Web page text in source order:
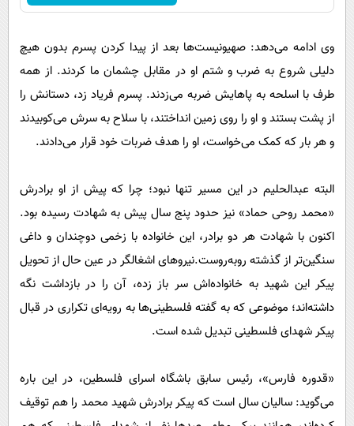
وی ادامه می‌دهد: صهیونیست‌ها بعد از پیدا کردن پسرم بدون هیچ
دلیلی شروع به ضرب و شتم او در مقابل چشمان ما کردند. از همه
طرف با اسلحه به پاهایش ضربه می‌زدند. پسرم فریاد زد، دستانش را
از پشت بستند و او را روی زمین انداختند، با سلاح به سرش می‌کوبیدند
و هر بار که کمک می‌خواست، او را هدف ضربات خود قرار می‌دادند.
البته عبدالحلیم در این مسیر تنها نبود؛ چرا که پیش از او برادرش
«محمد روحی حماد» نیز حدود پنج سال پیش به شهادت رسیده بود.
اکنون با شهادت هر دو برادر، این خانواده با زخمی دوچندان و داغی
سنگین‌تر از گذشته روبه‌روست.نیروهای اشغالگر در عین حال از تحویل
پیکر این شهید به خانواده‌اش سر باز زده، آن را در بازداشت نگه
داشته‌اند؛ موضوعی که به گفته فلسطینی‌ها به رویه‌ای تکراری در قبال
پیکر شهدای فلسطینی تبدیل شده است.
«قدوره فارس»، رئیس سابق باشگاه اسرای فلسطین، در این باره
می‌گوید: سالیان سال است که پیکر برادرش شهید محمد را هم توقیف